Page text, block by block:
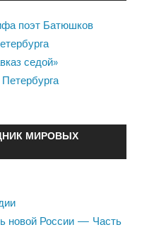
поэт Батюшков
седой»
МИРОВЫХ
новой России — Часть